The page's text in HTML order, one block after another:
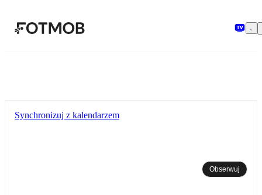
Synchronizuj z kalendarzem
Obserwuj